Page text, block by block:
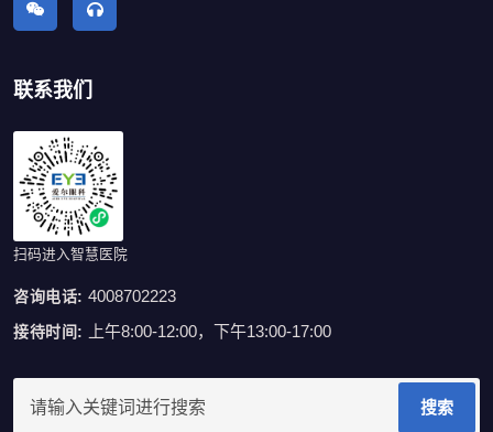
联系我们
扫码进入智慧医院
咨询电话: 4008702223
接待时间: 上午8:00-12:00，下午13:00-17:00
搜索